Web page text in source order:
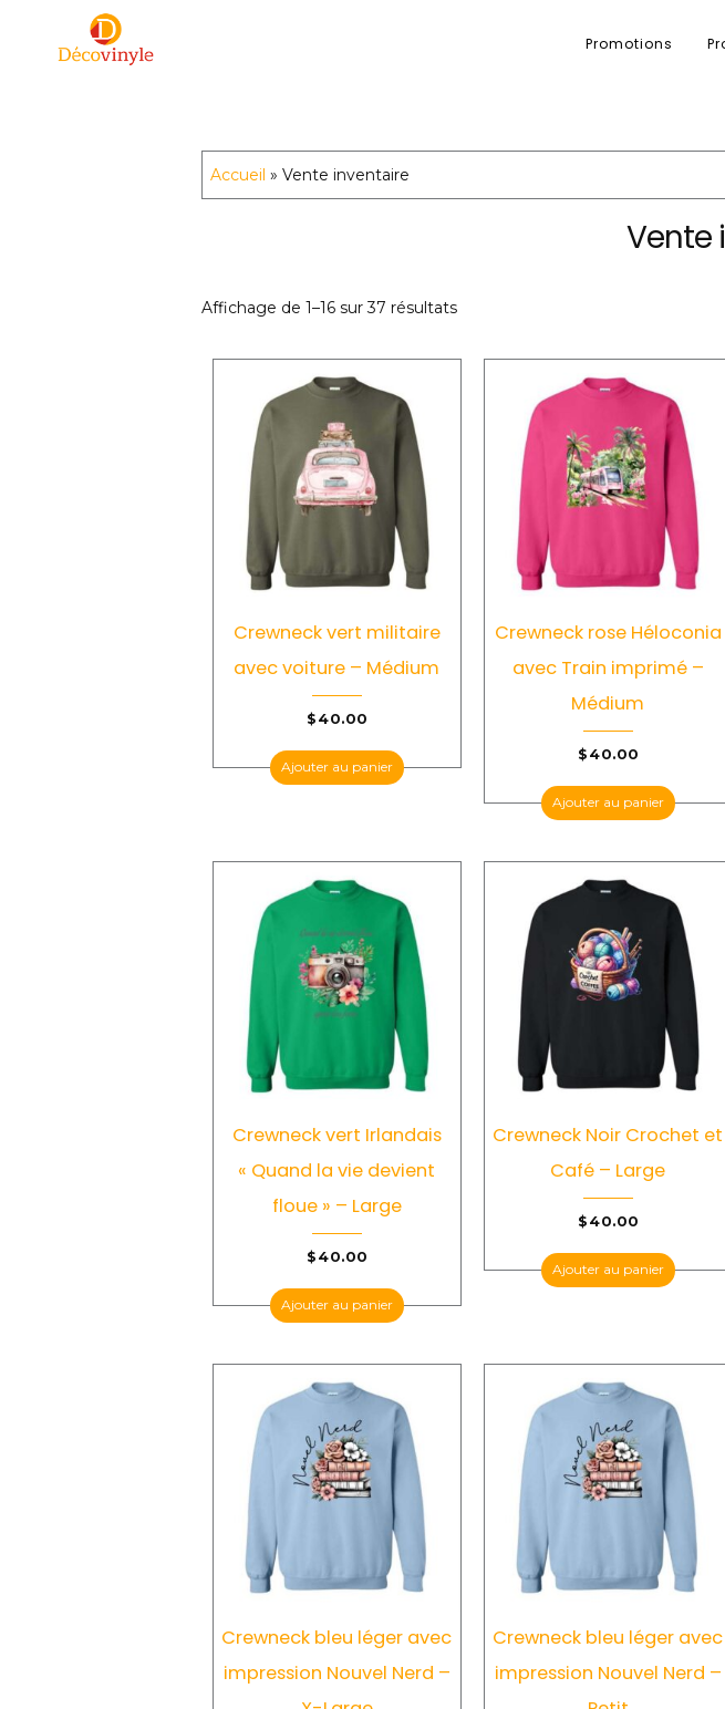
Promotions
Accueil » Vente inventaire
Vente
Affichage de 1–16 sur 37 résultatsTrié
Crewneck vert militaire
avec voiture – Médium
$ 40.00
Ajouter au panier
Crewneck rose Héloconia
avec Train imprimé –
Médium
$ 40.00
Ajouter au panier
Crewneck vert Irlandais
« Quand la vie devient
floue » – Large
$ 40.00
Ajouter au panier
Crewneck Noir Crochet et
Café – Large
$ 40.00
Ajouter au panier
Crewneck bleu léger avec
impression Nouvel Nerd –
Crewneck bleu léger avec
impression Nouvel Nerd –